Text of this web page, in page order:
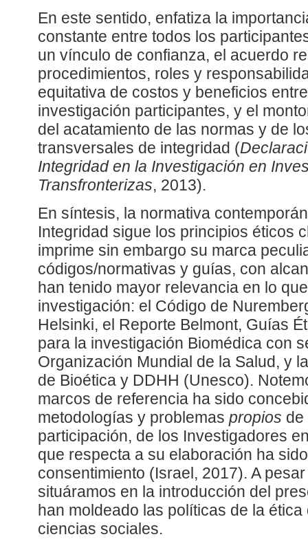
En este sentido, enfatiza la
constante entre todos los
un vínculo de confianza, el acuerdo
procedimientos, roles y
equitativa de costos y beneficios
investigación participantes, y el
del acatamiento de las normas y de
transversales de integridad (
Integridad en la Investigación en
Transfronterizas, 2013).
En síntesis, la normativa
Integridad sigue los principios éticos
imprime sin embargo su marca
códigos/normativas y guías, con
han tenido mayor relevancia en lo
investigación: el Código de
Helsinki, el Reporte Belmont, Guías
para la investigación Biomédica con
Organización Mundial de la Salud, y
de Bioética y DDHH (Unesco).
marcos de referencia ha sido
metodologías y problemas propios de
participación, de los Investigadores
que respecta a su elaboración ha
consentimiento (Israel, 2017). A
situáramos en la introducción del
han moldeado las políticas de la
ciencias sociales.